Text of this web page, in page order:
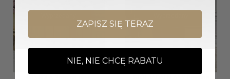
ZAPISZ SIĘ TERAZ
NIE, NIE CHCĘ RABATU